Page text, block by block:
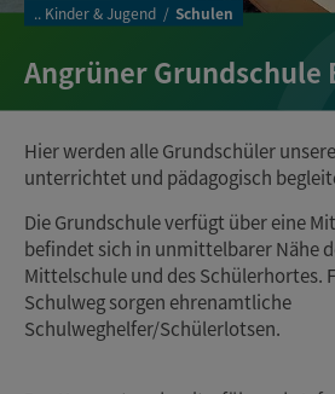
.. Kinder & Jugend Schulen
Angrüner Grundschule
Hier werden alle Grundschüler
unterrichtet und pädagogisch
Die Grundschule verfügt über eine
befindet sich in unmittelbarer Nähe
Mittelschule und des Schülerhortes.
Schulweg sorgen ehrenamtliche
Schulweghelfer/Schülerlotsen.